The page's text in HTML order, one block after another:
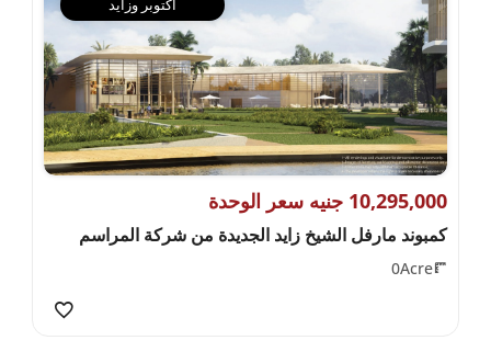
أكتوبر وزايد
10,295,000 جنيه سعر الوحدة
كمبوند مارفل الشيخ زايد الجديدة من شركة المراسم
0Acre